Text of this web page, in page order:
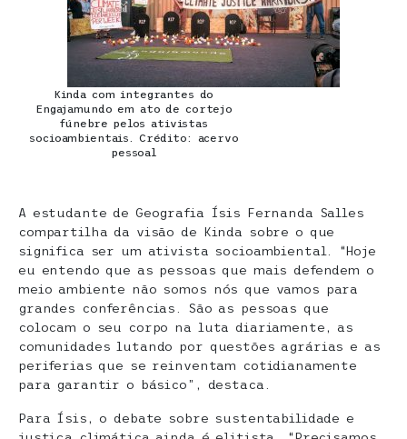
Kinda com integrantes do
Engajamundo em ato de cortejo
fúnebre pelos ativistas
socioambientais. Crédito: acervo
pessoal
A estudante de Geografia Ísis Fernanda Salles
compartilha da visão de Kinda sobre o que
significa ser um ativista socioambiental. “Hoje
eu entendo que as pessoas que mais defendem o
meio ambiente não somos nós que vamos para
grandes conferências. São as pessoas que
colocam o seu corpo na luta diariamente, as
comunidades lutando por questões agrárias e as
periferias que se reinventam cotidianamente
para garantir o básico”, destaca.
Para Ísis, o debate sobre sustentabilidade e